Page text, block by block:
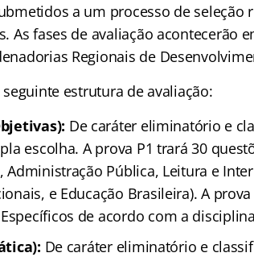
a um processo de
As fases de avaliação acontecerão
Regionais de
estrutura de avaliação:
De caráter eliminatório e
escolha. A prova P1 trará 30
Administração Pública, Leitura e
e Educação Brasileira). A
de acordo com a
De caráter eliminatório e